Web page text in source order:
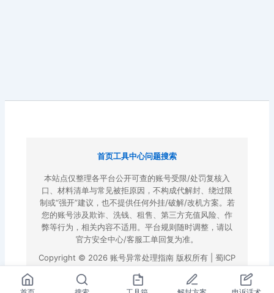
首页工具中心问题搜索
本站点仅整理各平台公开可查的账号受限/处罚复核入
口、材料清单与常见被拒原因，不构成代解封、绕过限
制或“强开”建议，也不提供任何外挂/破解/改机方案。若
您的账号涉及欺诈、洗钱、租售、第三方充值风险、作
弊等行为，相关内容不适用。平台规则随时调整，请以
官方安全中心/客服工单回复为准。
Copyright © 2026 账号异常处理指南 版权所有 | 蜀ICP